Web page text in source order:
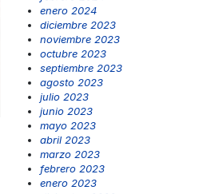
enero 2024
diciembre 2023
noviembre 2023
octubre 2023
septiembre 2023
agosto 2023
julio 2023
junio 2023
mayo 2023
abril 2023
marzo 2023
febrero 2023
enero 2023